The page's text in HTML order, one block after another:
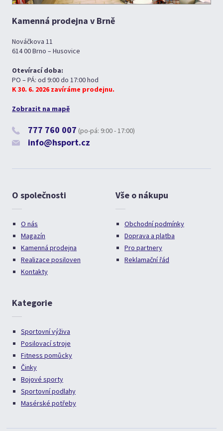
Kamenná prodejna v Brně
Nováčkova 11
614 00 Brno – Husovice
Otevírací doba:
PO – PÁ: od 9:00 do 17:00 hod
K 30. 6. 2026 zavíráme prodejnu.
Zobrazit na mapě
777 760 007 (po-pá: 9:00 - 17:00)
info@hsport.cz
O společnosti
O nás
Magazín
Kamenná prodejna
Realizace posiloven
Kontakty
Vše o nákupu
Obchodní podmínky
Doprava a platba
Pro partnery
Reklamační řád
Kategorie
Sportovní výživa
Posilovací stroje
Fitness pomůcky
Činky
Bojové sporty
Sportovní podlahy
Masérské potřeby